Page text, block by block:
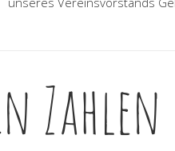
Zahlen